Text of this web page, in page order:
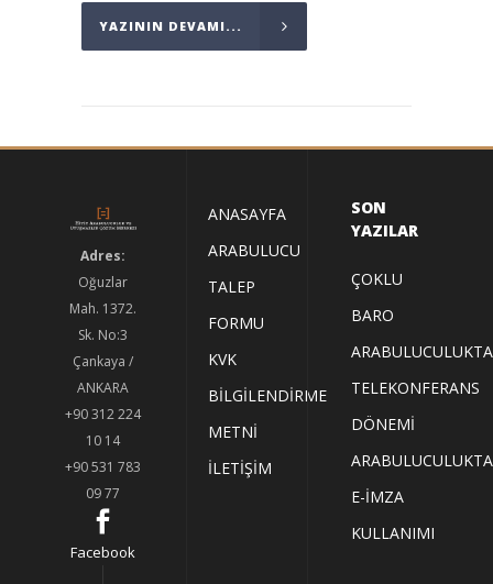
YAZININ DEVAMI...
Adres:
Oğuzlar
Mah. 1372.
Sk. No:3
Çankaya /
ANKARA
+90 312 224
10 14
+90 531 783
09 77
Facebook
ANASAYFA
ARABULUCU
TALEP
FORMU
KVK
BILGILENDIRME
METNI
İLETIŞIM
SON
YAZILAR
ÇOKLU
BARO
ARABULUCULUKTA
TELEKONFERANS
DÖNEMI
ARABULUCULUKTA
E-İMZA
KULLANIMI